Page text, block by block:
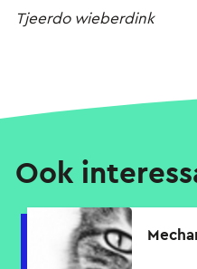
Tjeerdo wieberdink
Ook